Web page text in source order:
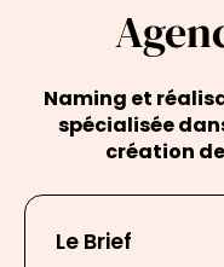
Naming et
spécialisée
création
Le Brief